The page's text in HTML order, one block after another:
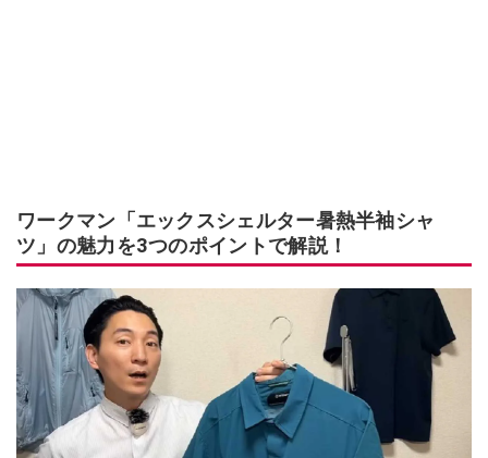
ワークマン「エックスシェルター暑熱半袖シャ
ツ」の魅力を3つのポイントで解説！